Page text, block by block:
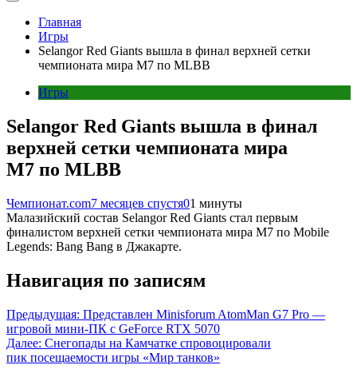
Главная
Игры
Selangor Red Giants вышла в финал верхней сетки
чемпионата мира M7 по MLBB
Игры
Selangor Red Giants вышла в финал
верхней сетки чемпионата мира
M7 по MLBB
Чемпионат.com7 месяцев спустя01 минуты
Малазийский состав Selangor Red Giants стал первым
финалистом верхней сетки чемпионата мира M7 по Mobile
Legends: Bang Bang в Джакарте.
Навигация по записям
Предыдущая: Представлен Minisforum AtomMan G7 Pro —
игровой мини-ПК с GeForce RTX 5070
Далее: Снегопады на Камчатке спровоцировали
пик посещаемости игры «Мир танков»